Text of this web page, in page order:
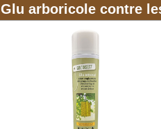
Glu arboricole contre